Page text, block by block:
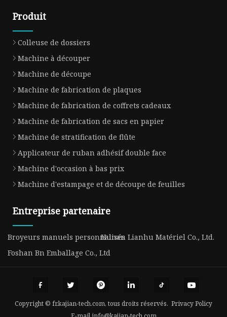
Produit
Colleuse de dossiers
Machine à découper
Machine de découpe
Machine de fabrication de plaques
Machine de fabrication de coffrets cadeaux
Machine de fabrication de sacs en papier
Machine de stratification de flûte
Applicateur de ruban adhésif double face
Machine d'occasion à bas prix
Machine d'estampage et de découpe de feuilles
Entreprise partenaire
Broyeurs manuels personnalisésHunan Lianhu Matériel Co., Ltd.
Foshan Bn Emballage Co., Ltd
Copyright © fr.kajian-tech.com, tous droits réservés. Privacy Policy